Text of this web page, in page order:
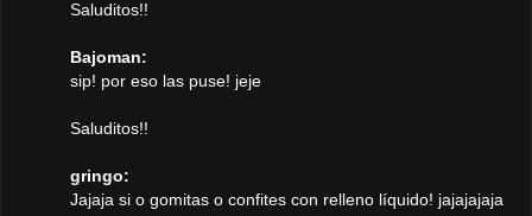
Saluditos!!
Bajoman:
sip! por eso las puse! jeje
Saluditos!!
gringo:
Jajaja si o gomitas o confites con relleno líquido! jajajajaja